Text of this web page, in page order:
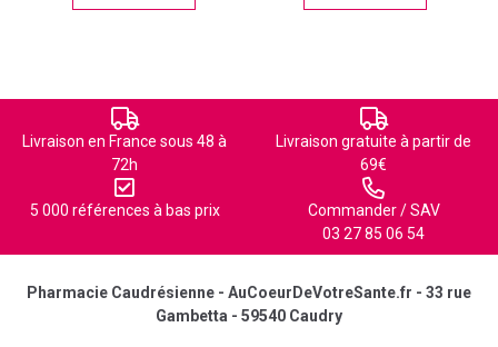
Livraison en France sous 48 à
72h
Livraison gratuite à partir de
69€
5 000 références à bas prix
Commander / SAV
03 27 85 06 54
Pharmacie Caudrésienne - AuCoeurDeVotreSante.fr - 33 rue
Gambetta - 59540 Caudry